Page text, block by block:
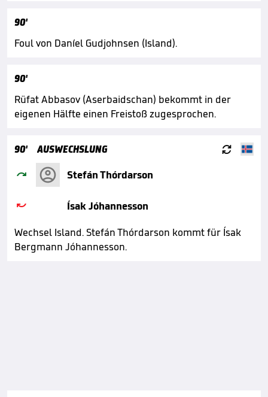
90'
Foul von Daníel Gudjohnsen (Island).
90'
Rüfat Abbasov (Aserbaidschan) bekommt in der
eigenen Hälfte einen Freistoß zugesprochen.
90' AUSWECHSLUNG 
 Stefán Thórdarson

Ísak Jóhannesson
Wechsel Island. Stefán Thórdarson kommt für Ísak
Bergmann Jóhannesson.